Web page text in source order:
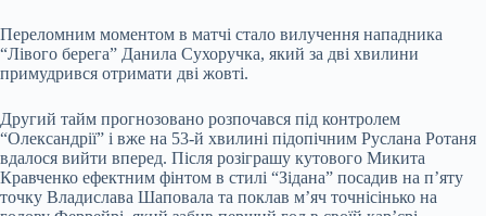
Переломним моментом в матчі стало вилучення нападника
“Лівого берега” Данила Сухоручка, який за дві хвилини
примудрився отримати дві жовті.
Другий тайм прогнозовано розпочався під контролем
“Олександрії” і вже на 53-й хвилині підопічним Руслана Ротаня
вдалося вийти вперед. Після розіграшу кутового Микита
Кравченко ефектним фінтом в стилі “Зідана” посадив на п’яту
точку Владислава Шаповала та поклав м’яч точнісінько на